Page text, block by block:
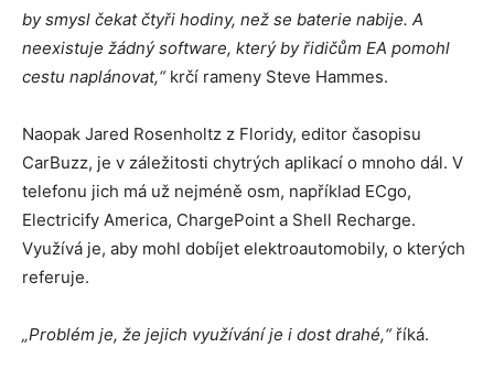
by smysl čekat čtyři hodiny, než se baterie nabije. A
neexistuje žádný software, který by řidičům EA pomohl
cestu naplánovat,“krčí rameny Steve Hammes.
Naopak Jared Rosenholtz z Floridy, editor časopisu
CarBuzz, je v záležitosti chytrých aplikací o mnoho dál. V
telefonu jich má už nejméně osm, například ECgo,
Electricify America, ChargePoint a Shell Recharge.
Využívá je, aby mohl dobíjet elektroautomobily, o kterých
referuje.
„Problém je, že jejich využívání je i dost drahé,“říká.